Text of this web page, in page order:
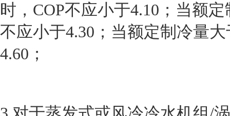
时，COP不应小于4.10；当额
不应小于4.30；当额定制冷量
4.60；